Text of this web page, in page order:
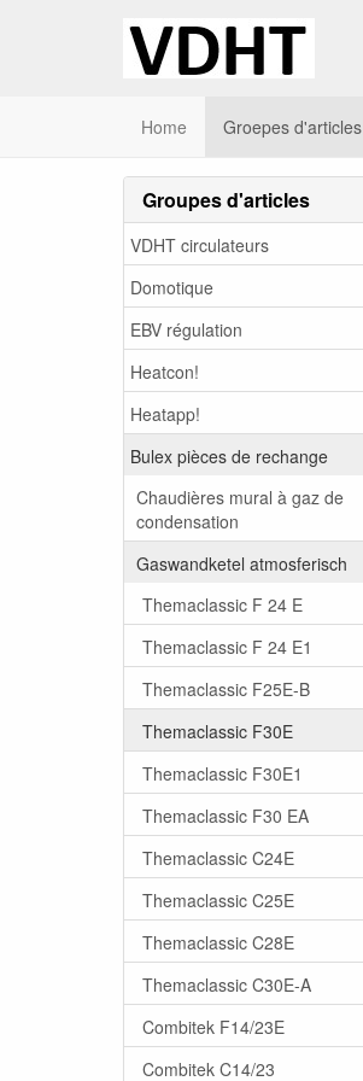
Home Groepes d'articles
Groupes d'articles
VDHT circulateurs
Domotique
EBV régulation
Heatcon!
Heatapp!
Bulex pièces de rechange
Chaudières mural à gaz de
condensation
Gaswandketel atmosferisch
Themaclassic F 24 E
Themaclassic F 24 E1
Themaclassic F25E-B
Themaclassic F30E
Themaclassic F30E1
Themaclassic F30 EA
Themaclassic C24E
Themaclassic C25E
Themaclassic C28E
Themaclassic C30E-A
Combitek F14/23E
Combitek C14/23